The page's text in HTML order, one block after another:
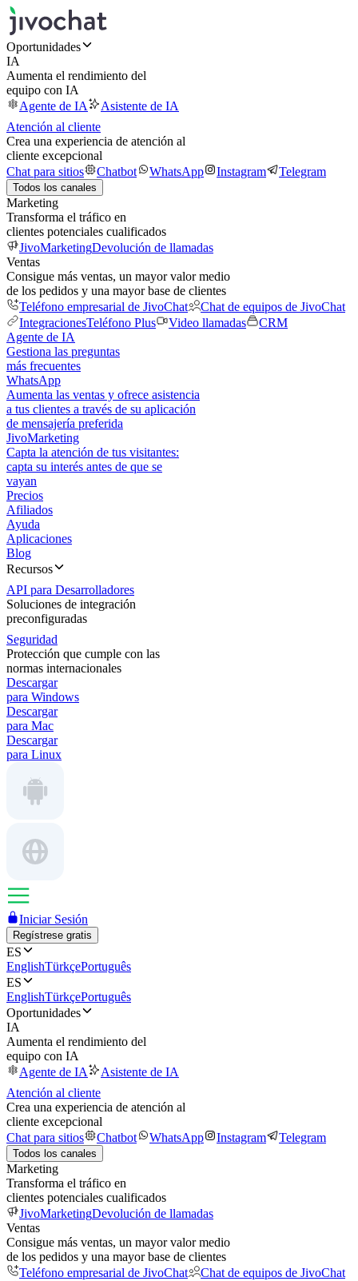
Oportunidades
IA
Aumenta el rendimiento del
equipo con IA
Agente de IA
Asistente de IA
Atención al cliente
Crea una experiencia de atención al
cliente excepcional
Chat para sitios
Chatbot WhatsApp Instagram Telegram
Todos los canales
Marketing
Transforma el tráfico en
clientes potenciales cualificados
JivoMarketingDevolución de llamadas
Ventas
Consigue más ventas, un mayor valor medio
de los pedidos y una mayor base de clientes
Teléfono empresarial de JivoChat
Chat de equipos de JivoChat
IntegracionesTeléfono Plus Video llamadas
CRM
Agente de IA
Gestiona las preguntas
más frecuentes
WhatsApp
Aumenta las ventas y ofrece asistencia
a tus clientes a través de su aplicación
de mensajería preferida
JivoMarketing
Capta la atención de tus visitantes:
capta su interés antes de que se
vayan
Precios
Afiliados
Ayuda
Aplicaciones
Blog
Recursos
API para Desarrolladores
Soluciones de integración
preconfiguradas
Seguridad
Protección que cumple con las
normas internacionales
Descargar
para Windows
Descargar
para Mac
Descargar
para Linux
Iniciar Sesión
Regístrese gratis
ES
EnglishTürkçePortuguês
ES
EnglishTürkçePortuguês
Oportunidades
IA
Aumenta el rendimiento del
equipo con IA
Agente de IA
Asistente de IA
Atención al cliente
Crea una experiencia de atención al
cliente excepcional
Chat para sitios
Chatbot WhatsApp Instagram Telegram
Todos los canales
Marketing
Transforma el tráfico en
clientes potenciales cualificados
JivoMarketingDevolución de llamadas
Ventas
Consigue más ventas, un mayor valor medio
de los pedidos y una mayor base de clientes
Teléfono empresarial de JivoChat
Chat de equipos de JivoChat